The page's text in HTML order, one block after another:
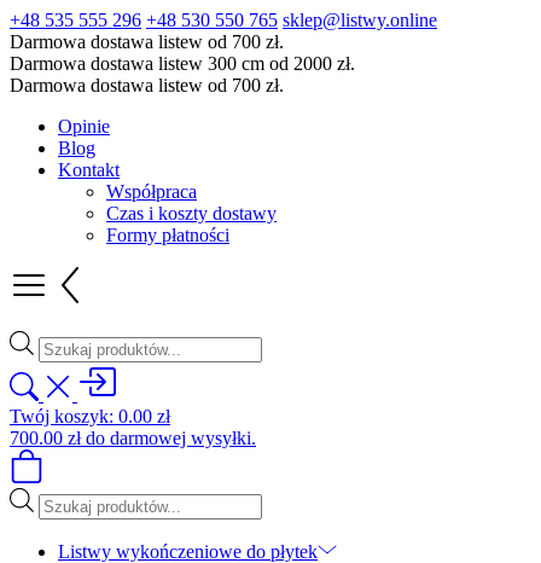
+48 535 555 296 +48 530 550 765 sklep@listwy.online
Darmowa dostawa listew od 700 zł.
Darmowa dostawa listew 300 cm od 2000 zł.
Darmowa dostawa listew od 700 zł.
Opinie
Blog
Kontakt
Współpraca
Czas i koszty dostawy
Formy płatności
Wyszukiwarka
produktów
Twój koszyk: 0.00 zł
700.00 złdo darmowej wysyłki.
Wyszukiwarka
produktów
Listwy wykończeniowe do płytek